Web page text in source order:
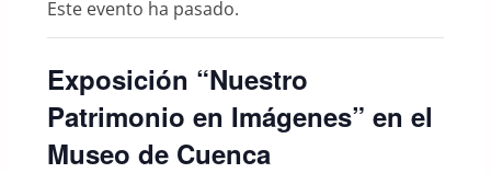
Este evento ha pasado.
Exposición “Nuestro
Patrimonio en Imágenes” en el
Museo de Cuenca